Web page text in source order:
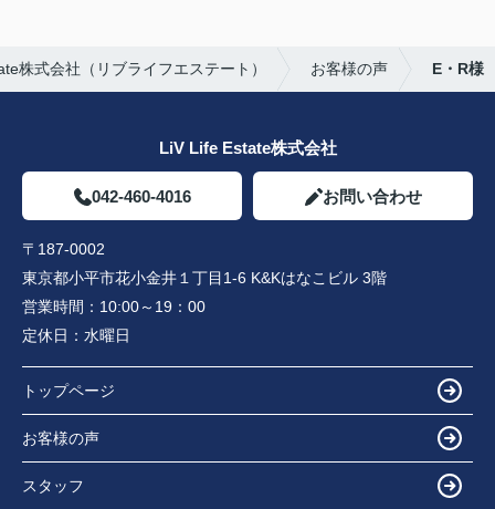
株式会社（リブライフエステート） お客様の声 E・R様
LiV Life Estate株式会社
042-460-4016 お問い合わせ
〒187-0002
東京都小平市花小金井１丁目1-6 K&Kはなこビル 3階
営業時間： 10:00～19：00
定休日： 水曜日
トップページ
お客様の声
スタッフ